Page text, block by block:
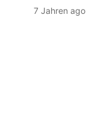
7 Jahren ago